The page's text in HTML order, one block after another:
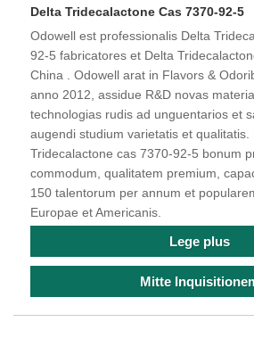
Delta Tridecalactone Cas 7370-92-5
Odowell est professionalis Delta
92-5 fabricatores et Delta
China . Odowell arat in Flavors &
anno 2012, assidue R&D novas
technologias rudis ad unguentarios et
augendi studium varietatis et qualitatis.
Tridecalactone cas 7370-92-5 bonum
commodum, qualitatem premium,
150 talentorum per annum et
Europae et Americanis.
Lege plus
Mitte